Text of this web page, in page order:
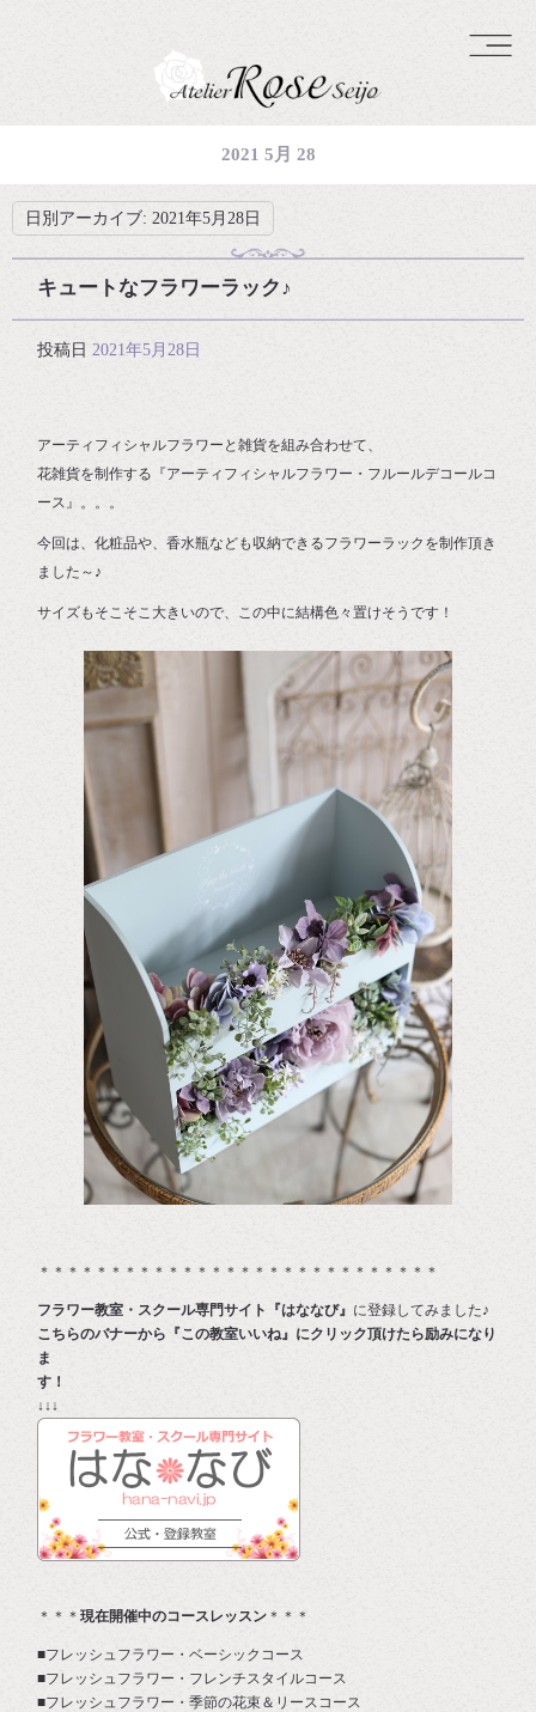
2021 5月 28
日別アーカイブ: 2021年5月28日
キュートなフラワーラック♪
投稿日 2021年5月28日
アーティフィシャルフラワーと雑貨を組み合わせて、
花雑貨を制作する『アーティフィシャルフラワー・フルールデコールコ
ース』。。。
今回は、化粧品や、香水瓶なども収納できるフラワーラックを制作頂き
ました～♪
サイズもそこそこ大きいので、この中に結構色々置けそうです！
＊＊＊＊＊＊＊＊＊＊＊＊＊＊＊＊＊＊＊＊＊＊＊＊＊＊＊＊
フラワー教室・スクール専門サイト『はななび』 に登録してみました♪
こちらのバナーから『この教室いいね』にクリック頂けたら励みになり
ま
す
↓↓↓
＊＊＊現在開催中のコースレッスン ＊＊＊
■フレッシュフラワー・ベーシックコース
■フレッシュフラワー・フレンチスタイルコース
■フレッシュフラワー・季節の花束＆リースコース